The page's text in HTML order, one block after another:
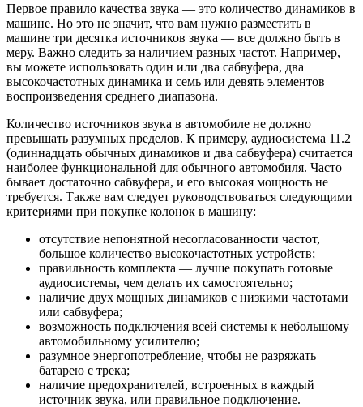
Первое правило качества звука — это количество динамиков в
машине. Но это не значит, что вам нужно разместить в
машине три десятка источников звука — все должно быть в
меру. Важно следить за наличием разных частот. Например,
вы можете использовать один или два сабвуфера, два
высокочастотных динамика и семь или девять элементов
воспроизведения среднего диапазона.
Количество источников звука в автомобиле не должно
превышать разумных пределов. К примеру, аудиосистема 11.2
(одиннадцать обычных динамиков и два сабвуфера) считается
наиболее функциональной для обычного автомобиля. Часто
бывает достаточно сабвуфера, и его высокая мощность не
требуется. Также вам следует руководствоваться следующими
критериями при покупке колонок в машину:
отсутствие непонятной несогласованности частот,
большое количество высокочастотных устройств;
правильность комплекта — лучше покупать готовые
аудиосистемы, чем делать их самостоятельно;
наличие двух мощных динамиков с низкими частотами
или сабвуфера;
возможность подключения всей системы к небольшому
автомобильному усилителю;
разумное энергопотребление, чтобы не разряжать
батарею с трека;
наличие предохранителей, встроенных в каждый
источник звука, или правильное подключение.